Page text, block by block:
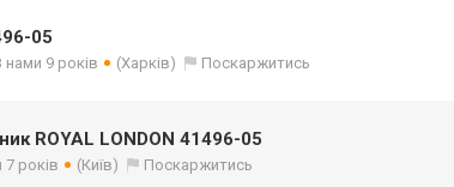
05
нами 9 років (Харків) Поскаржитись
ROYAL LONDON 41496-05
7 років (Київ) Поскаржитись